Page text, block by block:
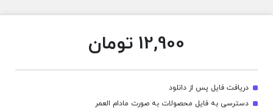
12,900 تومان
دریافت فایل پس از دانلود
دسترسی به فایل محصولات به صورت مادام العمر